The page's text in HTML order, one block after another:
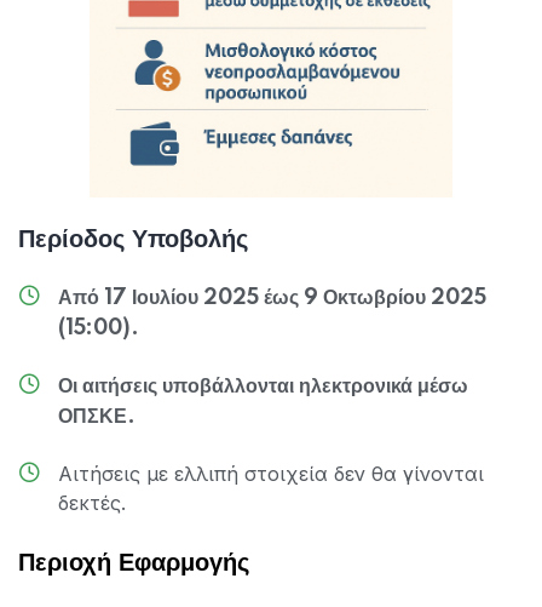
Περίοδος Υποβολής
Από 17 Ιουλίου 2025 έως 9 Οκτωβρίου 2025
(15:00).
Οι αιτήσεις υποβάλλονται ηλεκτρονικά μέσω
ΟΠΣΚΕ.
Αιτήσεις με ελλιπή στοιχεία δεν θα γίνονται
δεκτές.
Περιοχή Εφαρμογής